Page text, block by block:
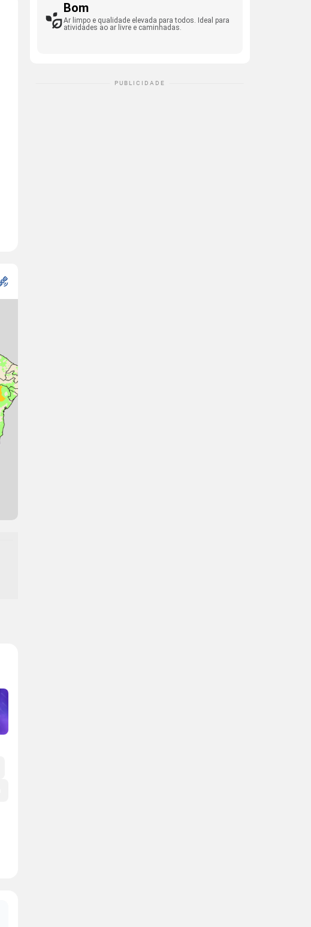
Bom
Ar limpo e qualidade elevada para todos. Ideal para
atividades ao ar livre e caminhadas.